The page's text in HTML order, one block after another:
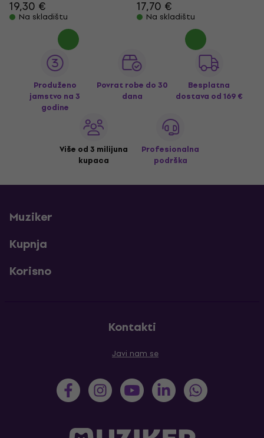
19,30 €
Na skladištu
17,70 €
Na skladištu
Produženo
jamstvo na 3
godine
Povrat robe do 30
dana
Besplatna
dostava od 169 €
Više od 3 milijuna
kupaca
Profesionalna
podrška
Muziker
Kupnja
Korisno
Kontakti
Javi nam se